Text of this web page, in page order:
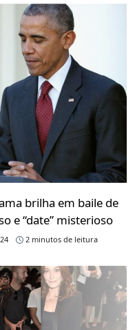
brilha em baile de
e “date” misterioso
2 minutos de leitura